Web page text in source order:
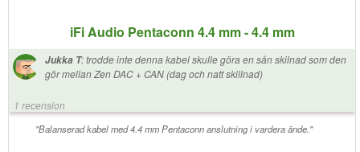
iFi Audio Pentaconn 4.4 mm - 4.4 mm
Jukka T:trodde inte denna kabel skulle göra en sån skilnad som den
gör mellan Zen DAC + CAN (dag och natt skillnad)
1 recension
"Balanserad kabel med 4.4 mm Pentaconn anslutning i vardera ände."